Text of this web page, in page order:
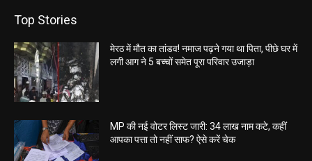
Top Stories
मेरठ में मौत का तांडव! नमाज पढ़ने गया था पिता, पीछे घर में
लगी आग ने 5 बच्चों समेत पूरा परिवार उजाड़ा
MP की नई वोटर लिस्ट जारी: 34 लाख नाम कटे, कहीं
आपका पत्ता तो नहीं साफ? ऐसे करें चेक